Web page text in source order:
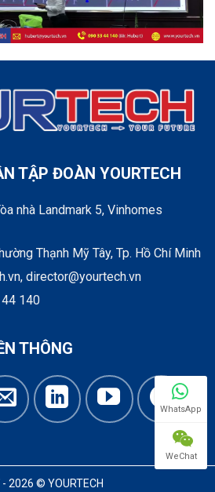
TẬP ĐOÀN YOURTECH
nhà Landmark 5, Vinhomes
Thạnh Mỹ Tây, Tp. Hồ Chí Minh
director@yourtech.vn
140
THÔNG
2026 © YOURTECH
WhatsApp
WeChat